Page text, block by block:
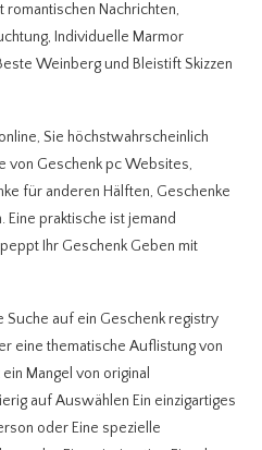
romantischen Nachrichten,
Individuelle Marmor
Weinberg und Bleistift Skizzen
Sie höchstwahrscheinlich
von Geschenk pc Websites,
für anderen Hälften, Geschenke
Eine praktische ist jemand
Ihr Geschenk Geben mit
Suche auf ein Geschenk registry
eine thematische Auflistung von
Mangel von original
auf Auswählen Ein einzigartiges
oder Eine spezielle